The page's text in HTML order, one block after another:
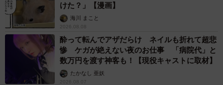
ます。
「大谷翔平さん体型」
「わんこも盛れました」
「お顔が小さくて足が長い」
「スーパーモデル・ミント」
けた？」【漫画】
海川 まこと
2026.08.08
酔って転んでアザだらけ ネイルも折れて超悲
惨 ケガが絶えない夜のお仕事 「病院代」と
数万円を渡す神客も！【現役キャストに取材】
たかなし 亜妖
2026.08.07